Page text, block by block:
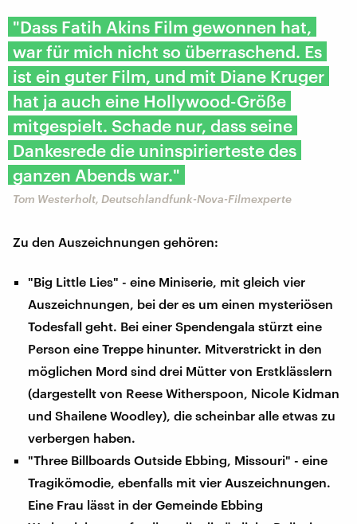
"Dass Fatih Akins Film gewonnen hat,
war für mich nicht so überraschend. Es
ist ein guter Film, und mit Diane Kruger
hat ja auch eine Hollywood-Größe
mitgespielt. Schade nur, dass seine
Dankesrede die uninspirierteste des
ganzen Abends war."
Tom Westerholt, Deutschlandfunk-Nova-Filmexperte
Zu den Auszeichnungen gehören:
"Big Little Lies" - eine Miniserie, mit gleich vier
Auszeichnungen, bei der es um einen mysteriösen
Todesfall geht. Bei einer Spendengala stürzt eine
Person eine Treppe hinunter. Mitverstrickt in den
möglichen Mord sind drei Mütter von Erstklässlern
(dargestellt von Reese Witherspoon, Nicole Kidman
und Shailene Woodley), die scheinbar alle etwas zu
verbergen haben.
"Three Billboards Outside Ebbing, Missouri" - eine
Tragikömodie, ebenfalls mit vier Auszeichnungen.
Eine Frau lässt in der Gemeinde Ebbing